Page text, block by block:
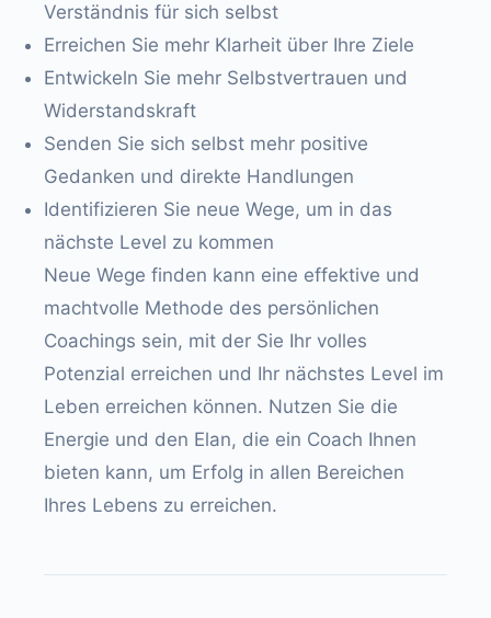
Verständnis für sich selbst
Erreichen Sie mehr Klarheit über Ihre Ziele
Entwickeln Sie mehr Selbstvertrauen und
Widerstandskraft
Senden Sie sich selbst mehr positive
Gedanken und direkte Handlungen
Identifizieren Sie neue Wege, um in das
nächste Level zu kommen
Neue Wege finden kann eine effektive und
machtvolle Methode des persönlichen
Coachings sein, mit der Sie Ihr volles
Potenzial erreichen und Ihr nächstes Level im
Leben erreichen können. Nutzen Sie die
Energie und den Elan, die ein Coach Ihnen
bieten kann, um Erfolg in allen Bereichen
Ihres Lebens zu erreichen.